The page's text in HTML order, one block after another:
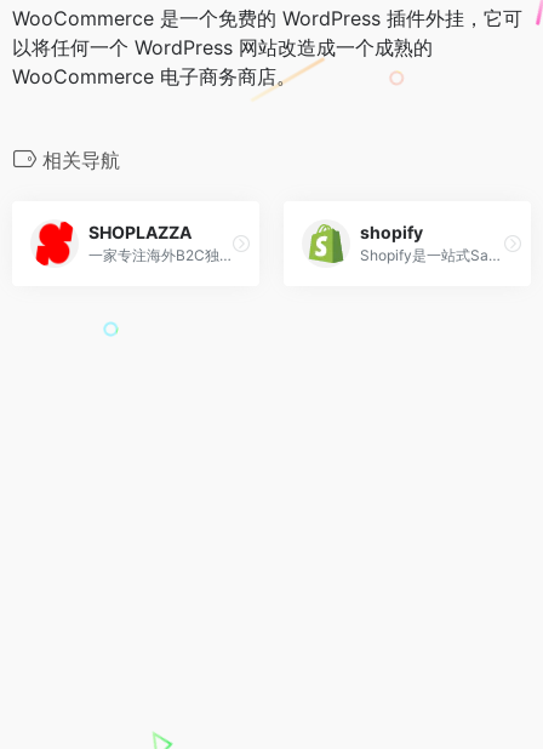
WooCommerce 是一个免费的 WordPress 插件外挂，它可
以将任何一个 WordPress 网站改造成一个成熟的
WooCommerce 电子商务商店。
相关导航
SHOPLAZZA
一家专注海外B2C独立站品牌营销的企业级SaaS公司,其使命是帮助中国制造成为全球化品牌。
shopify
Shopify是一站式SaaS模式的电商服务平台，为电商卖家提供搭建网店的技术和模版，管理全渠道的营销、售卖、支付、物流等服务。